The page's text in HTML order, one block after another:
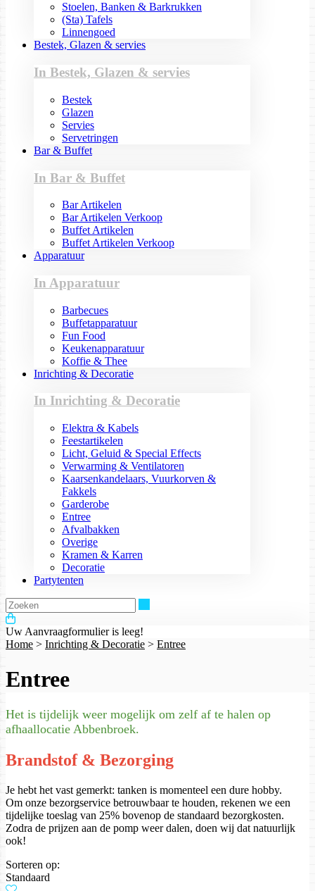
Stoelen, Banken & Barkrukken
(Sta) Tafels
Linnengoed
Bestek, Glazen & servies
In Bestek, Glazen & servies
Bestek
Glazen
Servies
Servetringen
Bar & Buffet
In Bar & Buffet
Bar Artikelen
Bar Artikelen Verkoop
Buffet Artikelen
Buffet Artikelen Verkoop
Apparatuur
In Apparatuur
Barbecues
Buffetapparatuur
Fun Food
Keukenapparatuur
Koffie & Thee
Inrichting & Decoratie
In Inrichting & Decoratie
Elektra & Kabels
Feestartikelen
Licht, Geluid & Special Effects
Verwarming & Ventilatoren
Kaarsenkandelaars, Vuurkorven &
Fakkels
Garderobe
Entree
Afvalbakken
Overige
Kramen & Karren
Decoratie
Partytenten
Uw Aanvraagformulier is leeg!
Home > Inrichting & Decoratie > Entree
Entree
Het is tijdelijk weer mogelijk om zelf af te halen op
afhaallocatie Abbenbroek.
Brandstof & Bezorging
Je hebt het vast gemerkt: tanken is momenteel een dure hobby.
Om onze bezorgservice betrouwbaar te houden, rekenen we een
tijdelijke toeslag van 25% bovenop de standaard bezorgkosten.
Zodra de prijzen aan de pomp weer dalen, doen wij dat natuurlijk
ook!
Sorteren op:
Standaard